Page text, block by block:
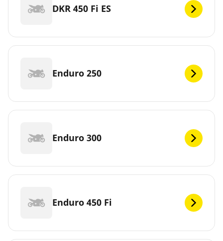
DKR 450 Fi ES
Enduro 250
Enduro 300
Enduro 450 Fi